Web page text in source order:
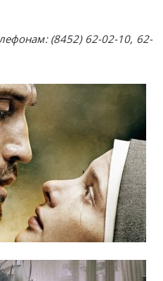
(8452) 62-02-10, 62-